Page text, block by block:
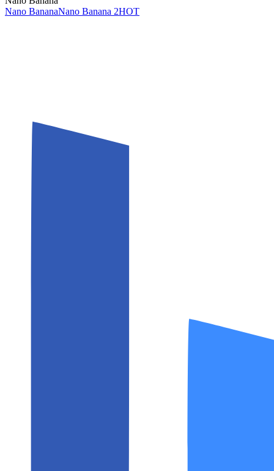
Nano BananaNano Banana 2HOT